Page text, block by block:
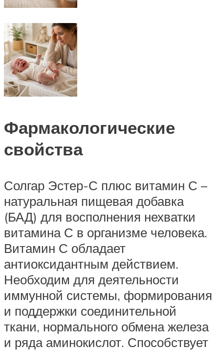
Фармакологические
свойства
Солгар Эстер-С плюс витамин С –
натуральная пищевая добавка
(БАД) для восполнения нехватки
витамина С в организме человека.
Витамин С обладает
антиоксидантным действием.
Необходим для деятельности
иммунной системы, формирования
и поддержки соединительной
ткани, нормального обмена железа
и ряда аминокислот. Способствует